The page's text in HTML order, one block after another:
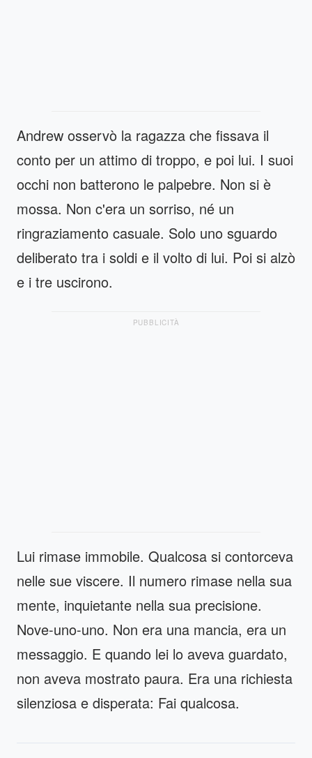
Andrew osservò la ragazza che fissava il
conto per un attimo di troppo, e poi lui. I suoi
occhi non batterono le palpebre. Non si è
mossa. Non c'era un sorriso, né un
ringraziamento casuale. Solo uno sguardo
deliberato tra i soldi e il volto di lui. Poi si alzò
e i tre uscirono.
PUBBLICITÀ
Lui rimase immobile. Qualcosa si contorceva
nelle sue viscere. Il numero rimase nella sua
mente, inquietante nella sua precisione.
Nove-uno-uno. Non era una mancia, era un
messaggio. E quando lei lo aveva guardato,
non aveva mostrato paura. Era una richiesta
silenziosa e disperata: Fai qualcosa.